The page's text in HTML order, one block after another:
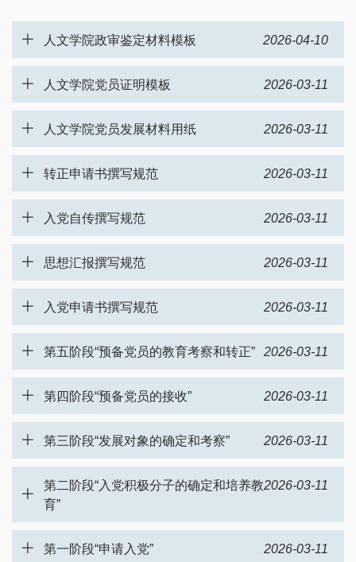
2026-04-10
人文学院政审鉴定材料模板
2026-03-11
人文学院党员证明模板
2026-03-11
人文学院党员发展材料用纸
2026-03-11
转正申请书撰写规范
2026-03-11
入党自传撰写规范
2026-03-11
思想汇报撰写规范
2026-03-11
入党申请书撰写规范
2026-03-11
第五阶段“预备党员的教育考察和转正”
2026-03-11
第四阶段“预备党员的接收”
2026-03-11
第三阶段“发展对象的确定和考察”
2026-03-11
第二阶段“入党积极分子的确定和培养教
育”
2026-03-11
第一阶段“申请入党”